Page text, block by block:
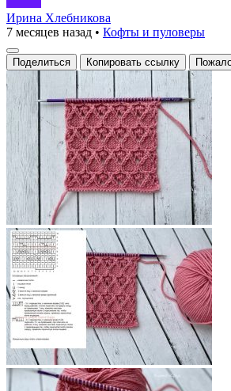
Ирина Хлебникова
7 месяцев назад • Кофты и пуловеры
Поделиться Копировать ссылку